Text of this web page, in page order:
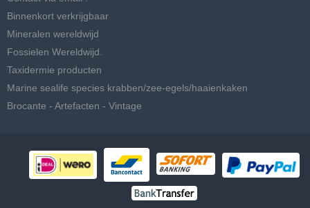
Binnenkort verkrijgbaar
Mineralen wereldwijd
Fossielen Wereldwijd.
Taxidermie producten
Marine sealife species krabben/zee-egels/haaienkaken
Brocante - Artefacten - Vintage